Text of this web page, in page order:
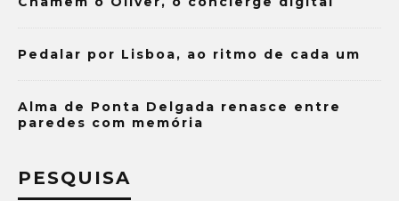
Pedalar por Lisboa, ao ritmo de cada um
Alma de Ponta Delgada renasce entre
paredes com memória
PESQUISA